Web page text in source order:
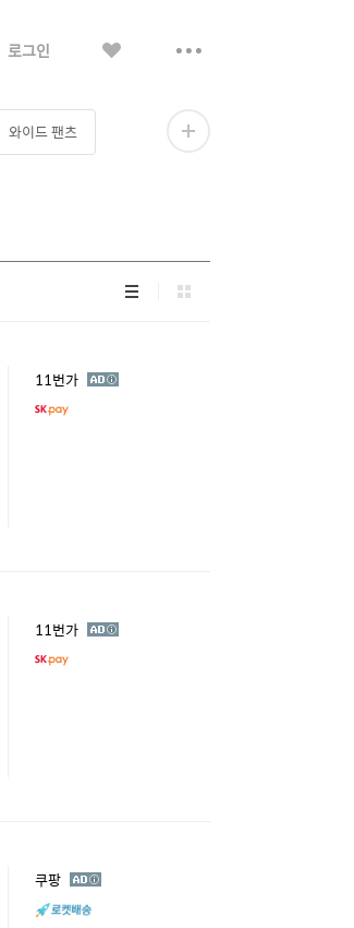
로그인 보
와이드 팬츠 더
리
스
그
리
11번가 광
11번가 광
쿠팡 광
고